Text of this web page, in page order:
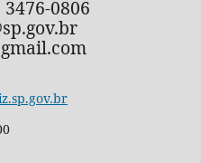
3476-0806